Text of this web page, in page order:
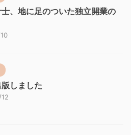
、地に足のついた独立開業の
しました